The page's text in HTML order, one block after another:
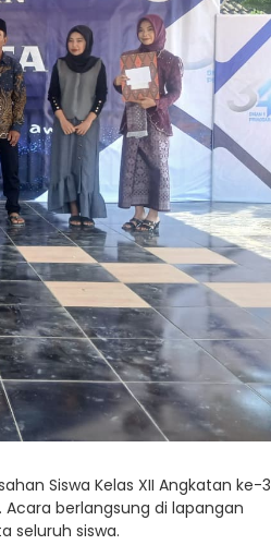
Siswa Kelas XII Angkatan ke-
berlangsung di lapangan
seluruh siswa.